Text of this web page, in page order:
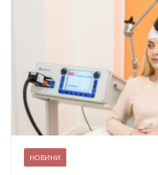
НОВИНИ